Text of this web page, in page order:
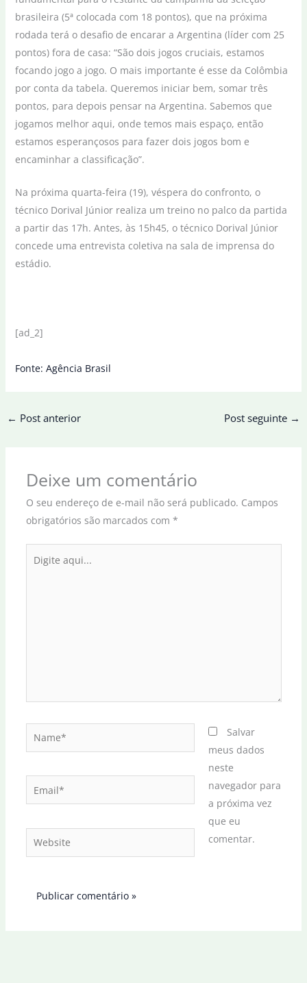
brasileira (5ª colocada com 18 pontos), que na próxima
rodada terá o desafio de encarar a Argentina (líder com 25
pontos) fora de casa: “São dois jogos cruciais, estamos
focando jogo a jogo. O mais importante é esse da Colômbia
por conta da tabela. Queremos iniciar bem, somar três
pontos, para depois pensar na Argentina. Sabemos que
jogamos melhor aqui, onde temos mais espaço, então
estamos esperançosos para fazer dois jogos bom e
encaminhar a classificação”.
Na próxima quarta-feira (19), véspera do confronto, o
técnico Dorival Júnior realiza um treino no palco da partida
a partir das 17h. Antes, às 15h45, o técnico Dorival Júnior
concede uma entrevista coletiva na sala de imprensa do
estádio.
[ad_2]
Fonte: Agência Brasil
← Post anterior Post seguinte →
Deixe um comentário
O seu endereço de e-mail não será publicado. Campos
obrigatórios são marcados com *
aqui...
Email*
Website
Salvar
meus dados
neste
navegador para
a próxima vez
que eu
comentar.